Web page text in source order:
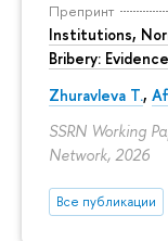
Препринт
Institutions,
Bribery:
Zhuravleva T.,
SSRN Working
Network, 2026
Все публикации